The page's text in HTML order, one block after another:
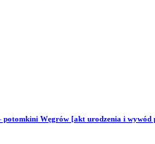
potomkini Węgrów [akt urodzenia i wywód